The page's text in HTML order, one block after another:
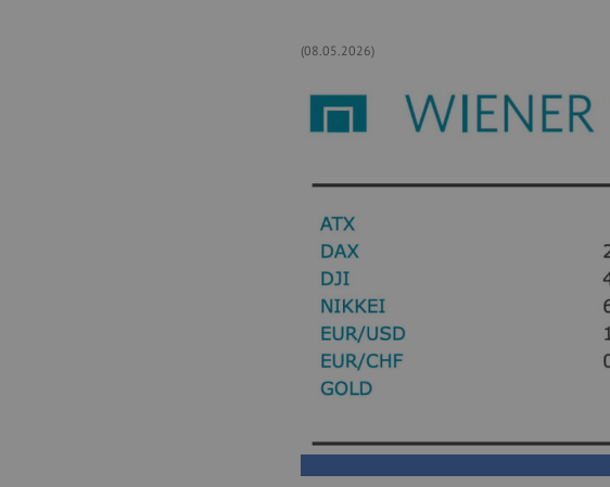
(08.05.2026)